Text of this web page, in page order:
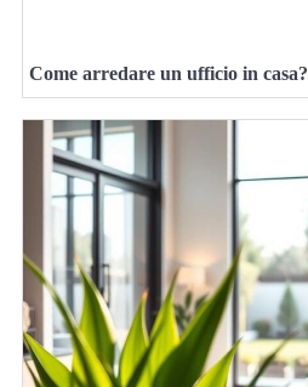
Come arredare un ufficio in casa?